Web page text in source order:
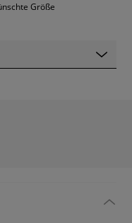
Größe